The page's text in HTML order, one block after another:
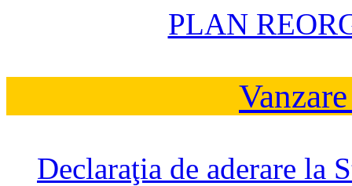
PLAN
Declaraţia de aderare la